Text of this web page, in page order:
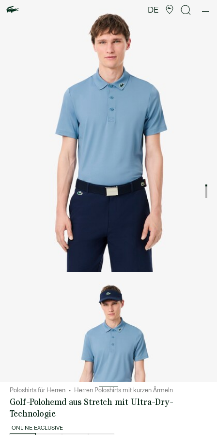
DE
Poloshirts für Herren Herren Poloshirts mit kurzen Ärmeln
Golf-Polohemd aus Stretch mit Ultra-Dry-
Technologie
ONLINE EXCLUSIVE